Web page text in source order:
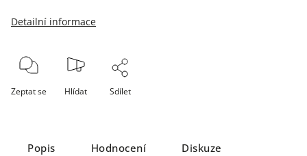
Detailní informace
Zeptat se Hlídat Sdílet
Popis Hodnocení Diskuze